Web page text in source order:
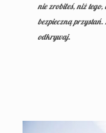
nie zrobiłeś, niż
bezpieczną
odkrywaj.